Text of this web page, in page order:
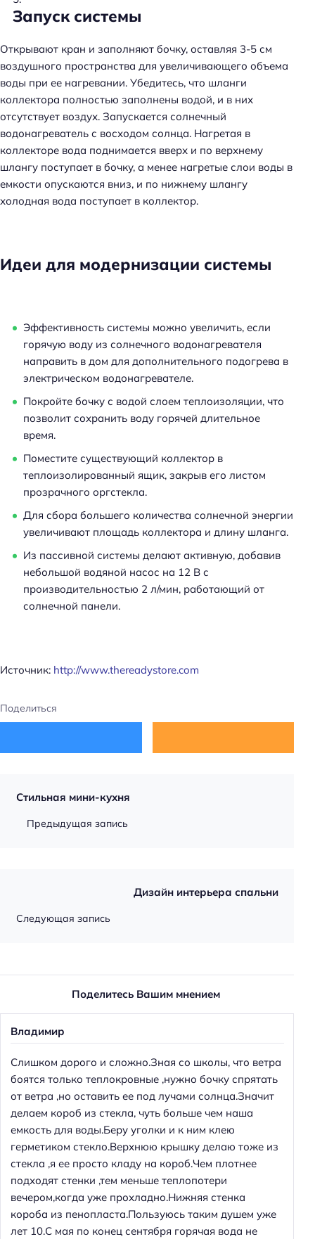
Запуск системы
Открывают кран и заполняют бочку, оставляя 3-5 см
воздушного пространства для увеличивающего объема
воды при ее нагревании. Убедитесь, что шланги
коллектора полностью заполнены водой, и в них
отсутствует воздух. Запускается солнечный
водонагреватель с восходом солнца. Нагретая в
коллекторе вода поднимается вверх и по верхнему
шлангу поступает в бочку, а менее нагретые слои воды в
емкости опускаются вниз, и по нижнему шлангу
холодная вода поступает в коллектор.
Идеи для модернизации системы
Эффективность системы можно увеличить, если
горячую воду из солнечного водонагревателя
направить в дом для дополнительного подогрева в
электрическом водонагревателе.
Покройте бочку с водой слоем теплоизоляции, что
позволит сохранить воду горячей длительное
время.
Поместите существующий коллектор в
теплоизолированный ящик, закрыв его листом
прозрачного оргстекла.
Для сбора большего количества солнечной энергии
увеличивают площадь коллектора и длину шланга.
Из пассивной системы делают активную, добавив
небольшой водяной насос на 12 В с
производительностью 2 л/мин, работающий от
солнечной панели.
Источник: http://www.thereadystore.com
Поделиться
Стильная мини-кухня
Предыдущая запись
Дизайн интерьера спальни
Следующая запись
Поделитесь Вашим мнением
Владимир
Слишком дорого и сложно.Зная со школы, что ветра
боятся только теплокровные ,нужно бочку спрятать
от ветра ,но оставить ее под лучами солнца.Значит
делаем короб из стекла, чуть больше чем наша
емкость для воды.Беру уголки и к ним клею
герметиком стекло.Верхнюю крышку делаю тоже из
стекла ,я ее просто кладу на короб.Чем плотнее
подходят стенки ,тем меньше теплопотери
вечером,когда уже прохладно.Нижняя стенка
короба из пенопласта.Пользуюсь таким душем уже
лет 10.С мая по конец сентября горячая вода не